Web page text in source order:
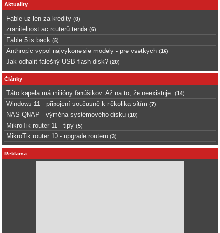
Aktuality
Fable uz len za kredity (0)
zranitelnost ac routerů tenda (6)
Fable 5 is back (5)
Anthropic vypol najvykonejsie modely - pre vsetkych (16)
Jak odhalit falešný USB flash disk? (20)
Články
Táto kapela má milióny fanúšikov. Až na to, že neexistuje. (14)
Windows 11 - připojení současně k několika sítím (7)
NAS QNAP - výměna systémového disku (10)
MikroTik router 11 - tipy (5)
MikroTik router 10 - upgrade routeru (3)
Reklama